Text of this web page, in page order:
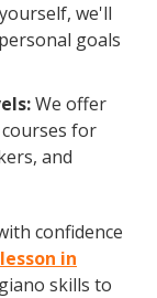
we'll
goals
We offer
for
and
confidence
in
skills to